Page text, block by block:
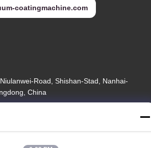
coatingmachine.com
Road, Shishan-Stad, Nanhai-
China